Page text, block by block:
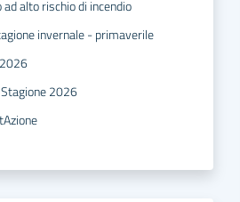
ad alto rischio di incendio
invernale - primaverile
2026